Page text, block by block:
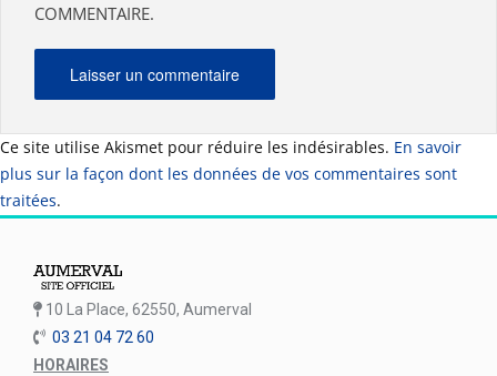
COMMENTAIRE.
Ce site utilise Akismet pour réduire les indésirables. En savoir
plus sur la façon dont les données de vos commentaires sont
traitées.
10 La Place, 62550, Aumerval
03 21 04 72 60
HORAIRES